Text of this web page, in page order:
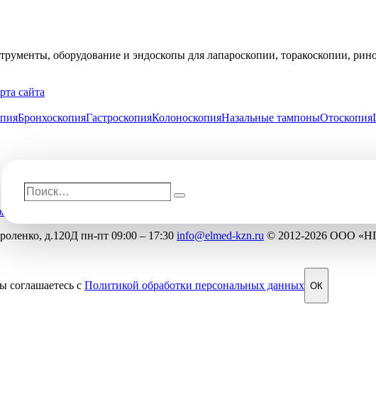
оборудование и эндоскопы для лапароскопии, торакоскопии,
сайта
БронхоскопияГастроскопияКолоноскопияНазальные тампоныОтоскопия
д.120Д пн-пт 09:00 – 17:30 info@elmed-kzn.ru © 2012-2026 ООО
соглашаетесь с Политикой обработки персональных данных ОК
Поиск…
Поиск